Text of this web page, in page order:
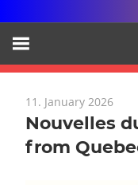
11. January 2026
Nouvelles
from